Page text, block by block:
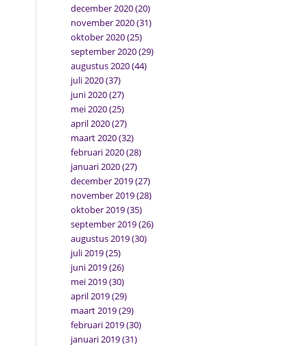
december 2020(20)
november 2020(31)
oktober 2020(25)
september 2020(29)
augustus 2020(44)
juli 2020(37)
juni 2020(27)
mei 2020(25)
april 2020(27)
maart 2020(32)
februari 2020(28)
januari 2020(27)
december 2019(27)
november 2019(28)
oktober 2019(35)
september 2019(26)
augustus 2019(30)
juli 2019(25)
juni 2019(26)
mei 2019(30)
april 2019(29)
maart 2019(29)
februari 2019(30)
januari 2019(31)